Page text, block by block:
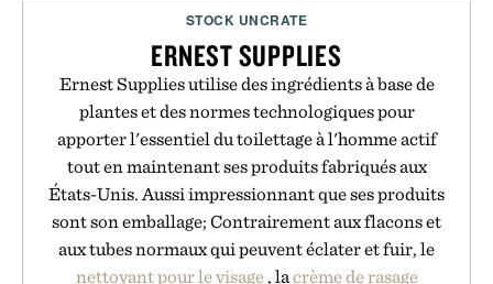
STOCK UNCRATE
ERNEST SUPPLIES
Ernest Supplies utilise des ingrédients à base de
plantes et des normes technologiques pour
apporter l'essentiel du toilettage à l'homme actif
tout en maintenant ses produits fabriqués aux
États-Unis. Aussi impressionnant que ses produits
sont son emballage; Contrairement aux flacons et
aux tubes normaux qui peuvent éclater et fuir, le
nettoyant pour le visage, lacrème de rasage